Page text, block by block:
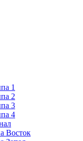
1
2
3
4
Восток